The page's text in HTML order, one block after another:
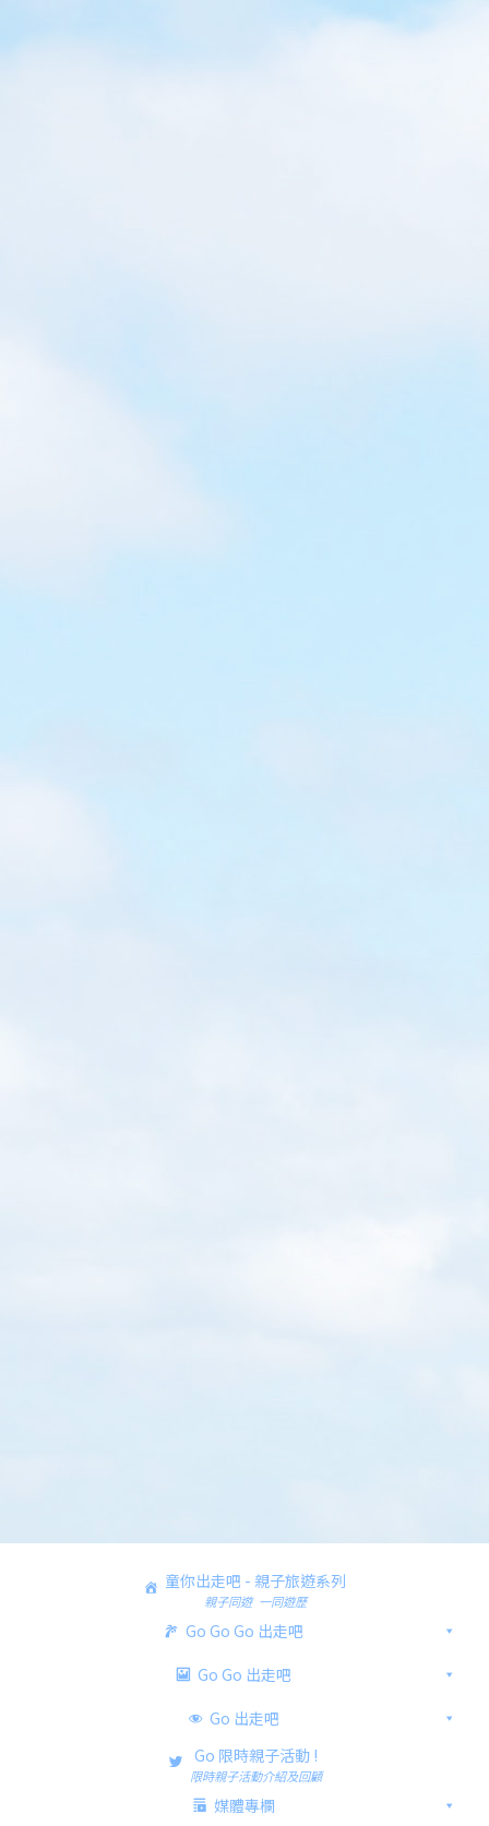
童你出走吧 - 親子旅遊系列
親子同遊 一同遊歷
Go Go Go 出走吧
Go Go 出走吧
Go 出走吧
Go 限時親子活動 !
限時親子活動介紹及回顧
媒體專欄